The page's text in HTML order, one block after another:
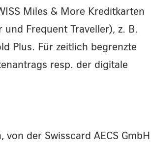
Miles & More Kreditkarten
Frequent Traveller), z. B.
Plus. Für zeitlich begrenzte
resp. der digitale
der Swisscard AECS GmbH